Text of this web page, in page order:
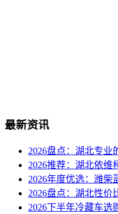
最新资讯
2026盘点：湖北专业
2026推荐：湖北依
2026年度优选：潍柴
2026盘点：湖北性价
2026下半年冷藏车